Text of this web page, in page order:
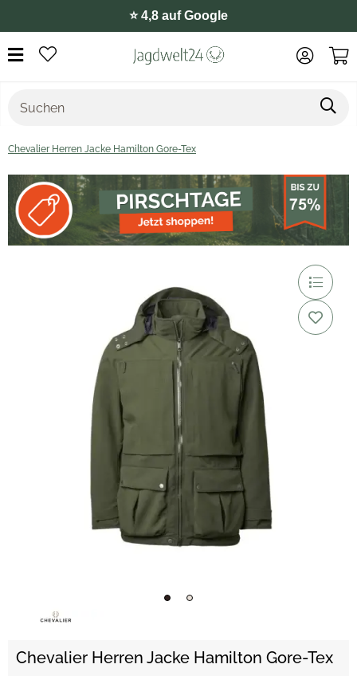
⭐️ 4,8 auf Google
Chevalier Herren Jacke Hamilton Gore-Tex
Chevalier Herren Jacke Hamilton Gore-Tex